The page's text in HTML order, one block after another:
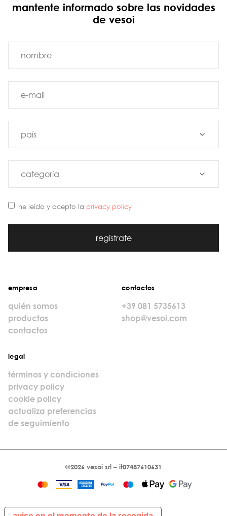
mantente informado sobre las novidades
de vesoi
he leído y acepto la privacy policy
regístrate
empresa
quién somos
productos
contactos
contactos
+39 081 5735613
shop@vesoi.com
legal
términos y condiciones
privacy policy
cookie policy
actualiza preferencias
de seguimiento
©2026 vesoi srl – it07487610631